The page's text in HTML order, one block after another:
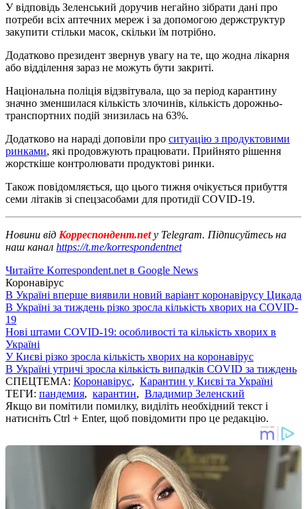
У відповідь Зеленський доручив негайно зібрати дані про
потреби всіх аптечних мереж і за допомогою держструктур
закупити стільки масок, скільки їм потрібно.
Додатково президент звернув увагу на те, що жодна лікарня
або відділення зараз не можуть бути закриті.
Національна поліція відзвітувала, що за період карантину
значно зменшилася кількість злочинів, кількість дорожньо-
транспортних подій знизилась на 63%.
Додатково на нараді доповіли про ситуацію з продуктовими
ринками, які продовжують працювати. Прийнято рішення
жорсткіше контролювати продуктові ринки.
Також повідомляється, що цього тижня очікується прибуття
семи літаків зі спецзасобами для протидії COVID-19.
Новини від Корреспондент.net у Telegram. Підписуйтесь на
наш канал https://t.me/korrespondentnet
Читайте Korrespondent.net в Google News
Коронавірус
В Україні вперше виявили новий варіант коронавірусу Цикада
В Україні за тиждень різко зросла кількість хворих на COVID-
19
Нові штами COVID-19: особливості та кількість хворих в
Україні
У Києві різко зросла кількість хворих на коронавірус
В Україні утричі зросла кількість випадків COVID за тиждень
СПЕЦТЕМА: Коронавірус, Карантин у Києві та Україні
ТЕГИ: пандемия, карантин, Владимир Зеленский
Якщо ви помітили помилку, виділіть необхідний текст і
натисніть Ctrl + Enter, щоб повідомити про це редакцію.